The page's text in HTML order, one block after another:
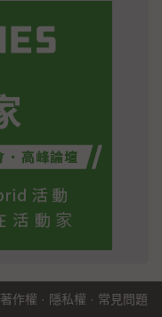
著作權 · 隱私權 · 常見問題